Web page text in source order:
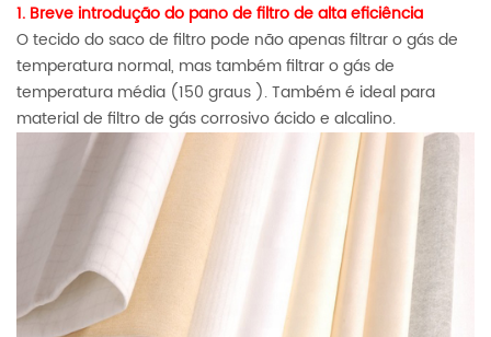
1. Breve introdução do pano de filtro de alta eficiência
O tecido do saco de filtro pode não apenas filtrar o gás de
temperatura normal, mas também filtrar o gás de
temperatura média (150 graus ). Também é ideal para
material de filtro de gás corrosivo ácido e alcalino.